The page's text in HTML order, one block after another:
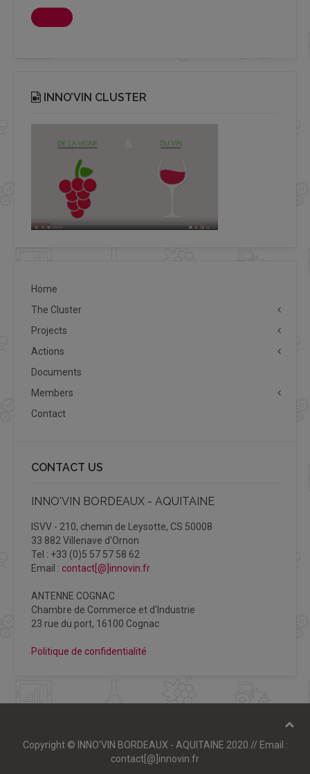
INNO’VIN CLUSTER
Home
The Cluster
Projects
Actions
Documents
Members
Contact
CONTACT US
INNO'VIN BORDEAUX - AQUITAINE
ISVV - 210, chemin de Leysotte, CS 50008
33 882 Villenave d'Ornon
Tel : +33 (0)5 57 57 58 62
Email : contact[@]innovin.fr
ANTENNE COGNAC
Chambre de Commerce et d'Industrie
23 rue du port, 16100 Cognac
Politique de confidentialité
Copyright © INNO’VIN BORDEAUX - AQUITAINE 2020 // Email :
contact[@]innovin.fr